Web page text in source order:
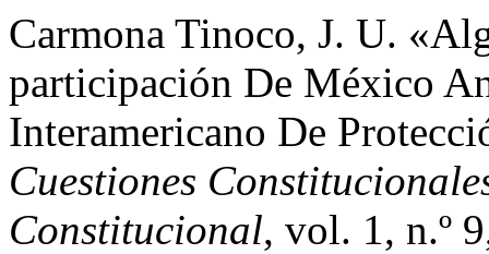
Carmona Tinoco, J. U.
participación De México
Interamericano De
Cuestiones
Constitucional, vol. 1, n.º